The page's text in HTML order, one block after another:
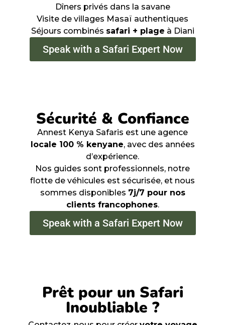
Dîners privés dans la savane
Visite de villages Masaï authentiques
Séjours combinés safari + plage à Diani
Speak with a Safari Expert Now
Sécurité & Confiance
Annest Kenya Safaris est une agence
locale 100 % kenyane, avec des années
d’expérience.
Nos guides sont professionnels, notre
flotte de véhicules est sécurisée, et nous
sommes disponibles 7j/7 pour nos
clients francophones.
Speak with a Safari Expert Now
Prêt pour un Safari
Inoubliable ?